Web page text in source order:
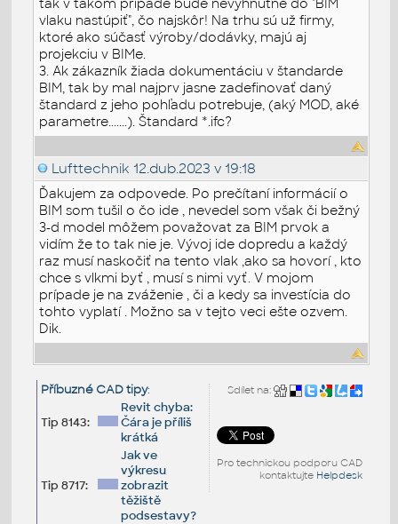
tak v takom prípade bude nevyhnutné do "BIM
vlaku nastúpiť", čo najskôr! Na trhu sú už firmy,
ktoré ako súčasť výroby/dodávky, majú aj
projekciu v BIMe.
3. Ak zákazník žiada dokumentáciu v štandarde
BIM, tak by mal najprv jasne zadefinovať daný
štandard z jeho pohľadu potrebuje, (aký MOD, aké
parametre.......). Štandard *.ifc?
Lufttechnik 12.dub.2023 v 19:18
Ďakujem za odpovede. Po prečítaní informácií o
BIM som tušil o čo ide , nevedel som však či bežný
3-d model môžem považovat za BIM prvok a
vidím že to tak nie je. Vývoj ide dopredu a každý
raz musí naskočiť na tento vlak ,ako sa hovorí , kto
chce s vlkmi byť , musí s nimi vyť. V mojom
prípade je na zváženie , či a kedy sa investícia do
tohto vyplatí . Možno sa v tejto veci ešte ozvem.
Dik.
Sdílet na:
Pro technickou podporu CAD
kontaktujte Helpdesk
Příbuzné CAD tipy:
Tip 8143:
Revit chyba:
Čára je příliš
krátká
Tip 8717:
Jak ve
výkresu
zobrazit
těžiště
podsestavy?